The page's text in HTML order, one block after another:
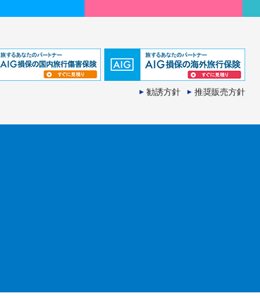
勧誘方針 推奨販売方針